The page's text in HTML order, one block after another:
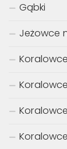
Gąbki
Jeżowce
Koralowce
Koralowce